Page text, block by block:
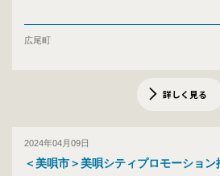
広尾町
詳しく見る
2024年04月09日
＜美唄市＞美唄シティプロモーショ